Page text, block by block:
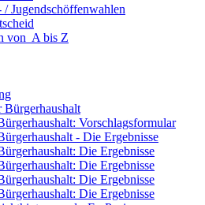
/ Jugendschöffenwahlen
­von ­ ­A bis Z
Bürgerhaushalt
Vorschlagsformular
- Die Ergebnisse
Die Ergebnisse
Die Ergebnisse
Die Ergebnisse
Die Ergebnisse